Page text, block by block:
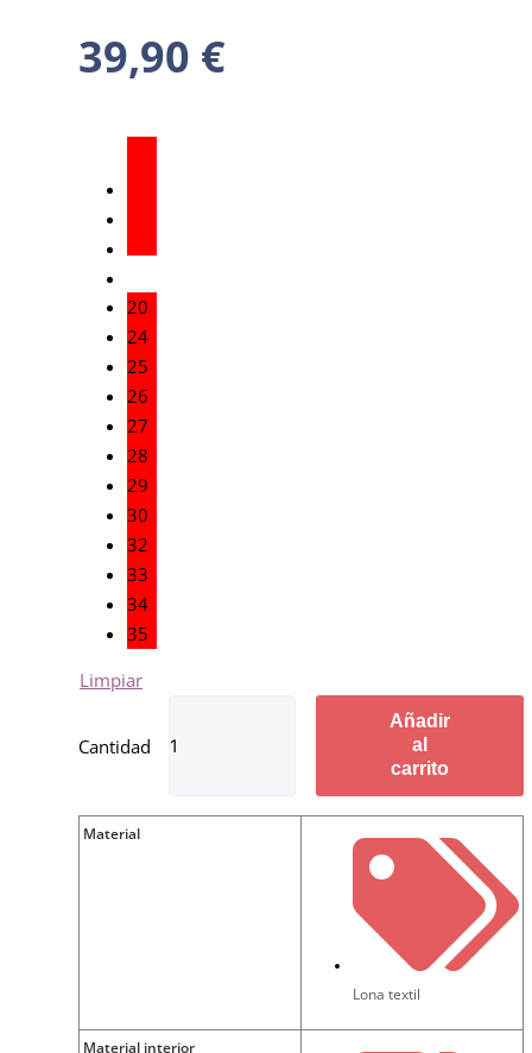
39,90 €
20
24
25
26
27
28
29
30
32
33
34
35
Limpiar
Añadir
al
carrito
Material
Lona textil
Material interior